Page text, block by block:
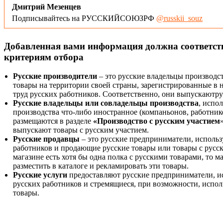
Дмитрий Мезенцев
Подписывайтесь на РУССКИЙСОЮЗРФ @russkii_souz
Добавленная вами информация должна
критериям отбора
Русские производители – это русские владельцы
товары на территории своей страны, зарегистрированные
труд русских работников. Соответственно, они
Русские владельцы или совладельцы производства,
производства что-либо иностранное (компаньонов,
размещаются в разделе «Производство с русским участием
выпускают товары с русским участием.
Русские продавцы – это русские предприниматели,
работников и продающие русские товары или товары с
магазине есть хотя бы одна полка с русскими товарами, то
разместить в каталоге и рекламировать эти товары.
Русские услуги предоставляют русские предприниматели,
русских работников и стремящиеся, при возможности,
товары.